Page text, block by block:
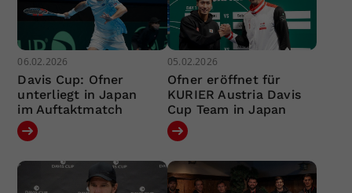
06.02.2026
Davis Cup: Ofner
unterliegt in Japan
im Auftaktmatch
05.02.2026
Ofner eröffnet für
KURIER Austria Davis
Cup Team in Japan